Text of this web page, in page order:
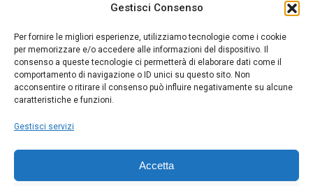
Gestisci Consenso
Per fornire le migliori esperienze, utilizziamo tecnologie come i cookie
per memorizzare e/o accedere alle informazioni del dispositivo. Il
consenso a queste tecnologie ci permetterà di elaborare dati come il
comportamento di navigazione o ID unici su questo sito. Non
acconsentire o ritirare il consenso può influire negativamente su alcune
caratteristiche e funzioni.
Gestisci servizi
Accetta
La Società ha nominato il Responsabile della Protezione dei Dati Personali (DPO), figura specializzata che vigila sulle modalità adottate dalla
nostra Società per tutelare i Suoi dati personali.